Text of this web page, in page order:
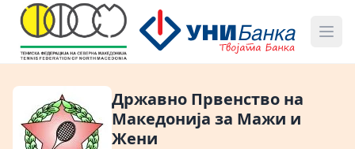
Државно Првенство на
Македонија за Мажи и
Жени